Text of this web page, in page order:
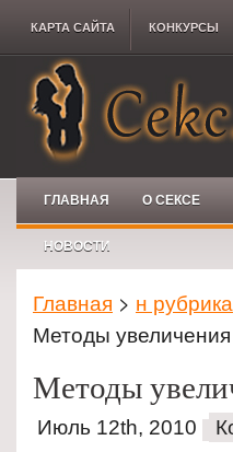
КАРТА САЙТА КОНКУРCЫ
ГЛАВНАЯ О СЕКСЕ
НОВОСТИ
Главная > н рубрика
Методы
Методы
Июль 12th, 2010